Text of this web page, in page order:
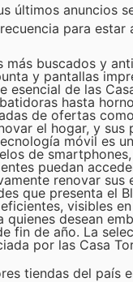
últimos anuncios
para
buscados y
y pantallas
de las
hasta
de ofertas
el hogar, y sus
móvil es
de
puedan
renovar
que presenta el
visibles
quienes desean
fin de año. La
por las Casa
tiendas del país